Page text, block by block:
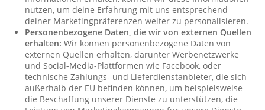
nutzen, um deine Erfahrung mit uns entsprechend
deiner Marketingpräferenzen weiter zu personalisieren.
Personenbezogene Daten, die wir von externen Quellen
erhalten: Wir können personenbezogene Daten von
externen Quellen erhalten, darunter Werbenetzwerke
und Social-Media-Plattformen wie Facebook, oder
technische Zahlungs- und Lieferdienstanbieter, die sich
außerhalb der EU befinden können, um beispielsweise
die Beschaffung unserer Dienste zu unterstützen, die